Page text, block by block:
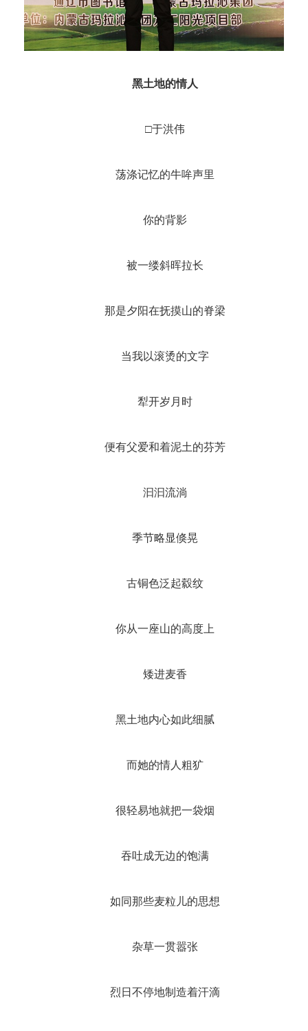
黑土地的情人
□于洪伟
荡涤记忆的牛哞声里
你的背影
被一缕斜晖拉长
那是夕阳在抚摸山的脊梁
当我以滚烫的文字
犁开岁月时
便有父爱和着泥土的芬芳
汩汩流淌
季节略显倏晃
古铜色泛起縠纹
你从一座山的高度上
矮进麦香
黑土地内心如此细腻
而她的情人粗犷
很轻易地就把一袋烟
吞吐成无边的饱满
如同那些麦粒儿的思想
杂草一贯嚣张
烈日不停地制造着汗滴